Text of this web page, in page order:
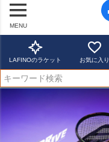
MENU
LAFINOのラケット お気に入り